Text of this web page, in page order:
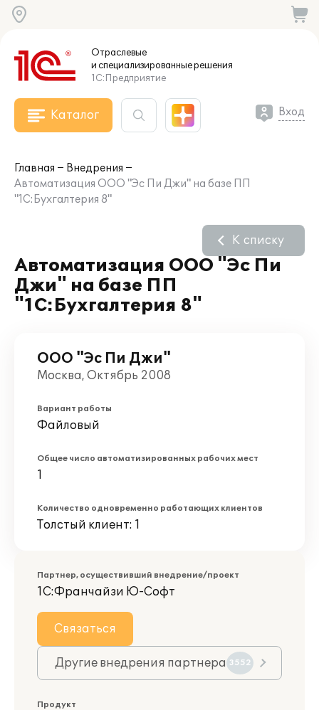
Отраслевые
и специализированныерешения
1С:Предприятие
Каталог Вход
Главная
Внедрения
Автоматизация ООО "Эс Пи Джи" на базе ПП
"1С:Бухгалтерия 8"
Автоматизация ООО "Эс Пи
Джи" на базе ПП
"1С:Бухгалтерия 8"
К списку
ООО "Эс Пи Джи"
Москва, Октябрь 2008
Вариант работы
Файловый
Общее число автоматизированных рабочих мест
1
Количество одновременно работающих клиентов
Толстый клиент: 1
Партнер, осуществивший внедрение/проект
1С:Франчайзи Ю-Софт
Связаться
Другие внедрения партнера 3552
Продукт